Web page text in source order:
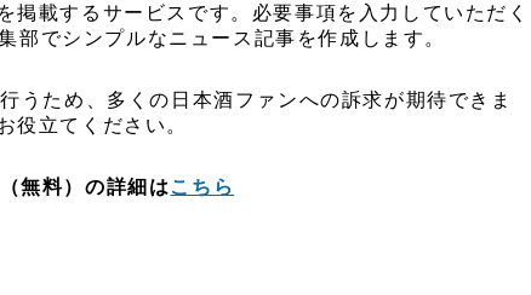
掲載するサービスです。必要事項を入力していただく
部でシンプルなニュース記事を作成します。
うため、多くの日本酒ファンへの訴求が期待できま
役立てください。
無料）の詳細はこちら